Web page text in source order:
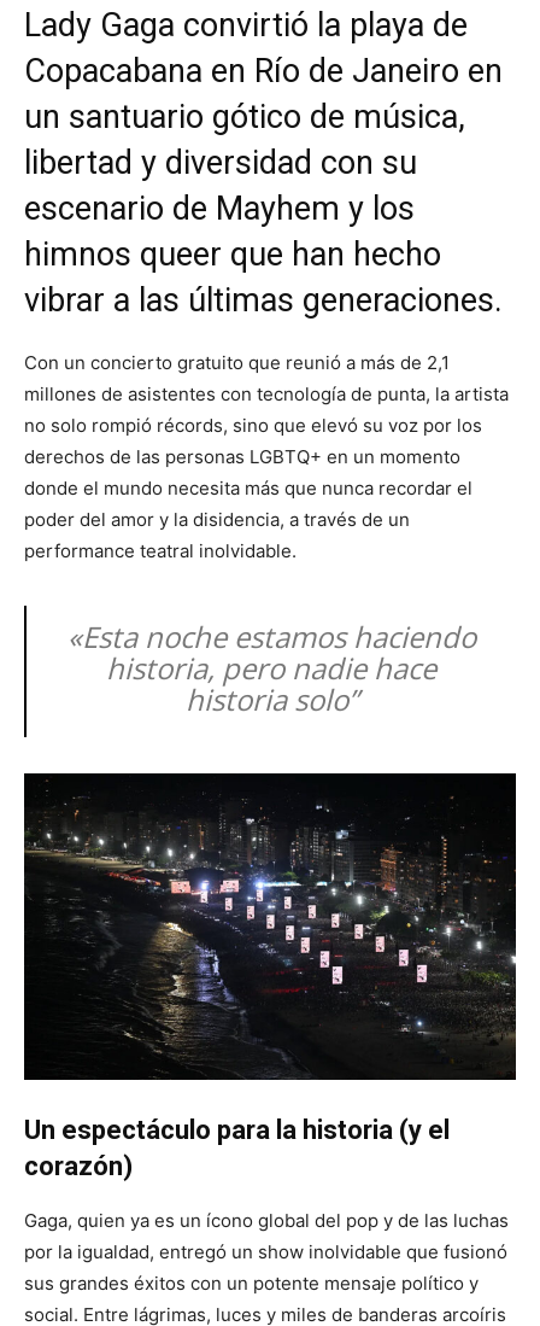
Lady Gaga convirtió la playa de
Copacabana en Río de Janeiro en
un santuario gótico de música,
libertad y diversidad con su
escenario de Mayhem y los
himnos queer que han hecho
vibrar a las últimas generaciones.
Con un concierto gratuito que reunió a más de 2,1
millones de asistentes con tecnología de punta, la artista
no solo rompió récords, sino que elevó su voz por los
derechos de las personas LGBTQ+ en un momento
donde el mundo necesita más que nunca recordar el
poder del amor y la disidencia, a través de un
performance teatral inolvidable.
«Esta noche estamos haciendo
historia, pero nadie hace
historia solo”
Un espectáculo para la historia (y el
corazón)
Gaga, quien ya es un ícono global del pop y de las luchas
por la igualdad, entregó un show inolvidable que fusionó
sus grandes éxitos con un potente mensaje político y
social. Entre lágrimas, luces y miles de banderas arcoíris